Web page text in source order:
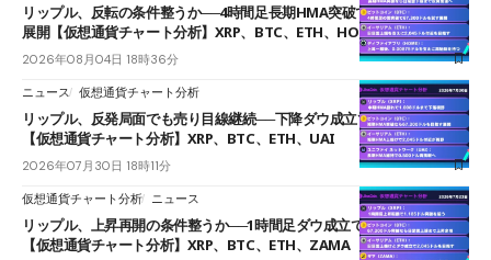
リップル、反転の条件整うか──4時間足長期HMA突破で雲下端を目指す
展開【仮想通貨チャート分析】XRP、BTC、ETH、HOME
2026年08月04日 18時36分
ニュース 仮想通貨チャート分析
リップル、反発局面でも売り目線継続──下降ダウ成立で下値追う展開
【仮想通貨チャート分析】XRP、BTC、ETH、UAI
2026年07月30日 18時11分
仮想通貨チャート分析 ニュース
リップル、上昇再開の条件整うか──1時間足ダウ成立で1.185ドルを狙う
【仮想通貨チャート分析】XRP、BTC、ETH、ZAMA